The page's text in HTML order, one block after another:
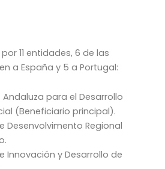
11 entidades, 6 de las
a España y 5 a Portugal:
para el Desarrollo
(Beneficiario principal).
Desenvolvimento Regional
Innovación y Desarrollo de